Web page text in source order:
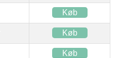
Køb
Køb
Køb